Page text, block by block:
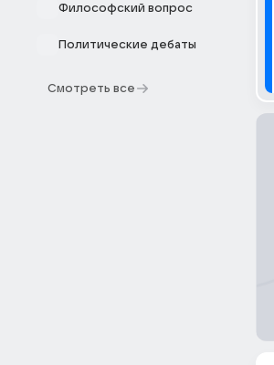
Философский вопрос
Политические дебаты
Смотреть все